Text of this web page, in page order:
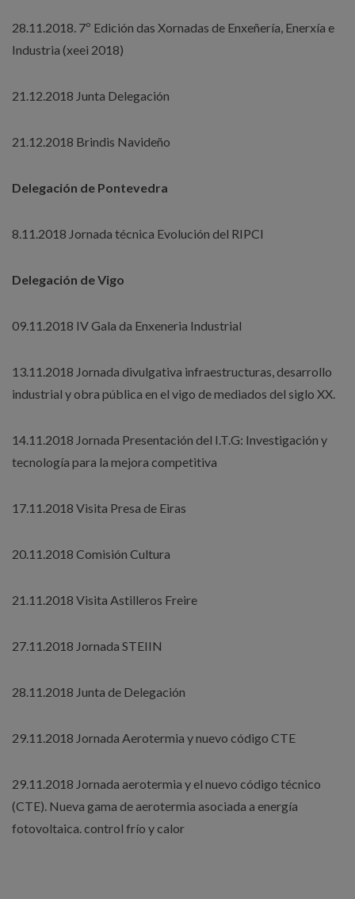
28.11.2018. 7º Edición das Xornadas de Enxeñería, Enerxía e
Industria (xeei 2018)
21.12.2018 Junta Delegación
21.12.2018 Brindis Navideño
Delegación de Pontevedra
8.11.2018 Jornada técnica Evolución del RIPCI
Delegación de Vigo
09.11.2018 IV Gala da Enxeneria Industrial
13.11.2018 Jornada divulgativa infraestructuras, desarrollo
industrial y obra pública en el vigo de mediados del siglo XX.
14.11.2018 Jornada Presentación del I.T.G: Investigación y
tecnología para la mejora competitiva
17.11.2018 Visita Presa de Eiras
20.11.2018 Comisión Cultura
21.11.2018 Visita Astilleros Freire
27.11.2018 Jornada STEIIN
28.11.2018 Junta de Delegación
29.11.2018 Jornada Aerotermia y nuevo código CTE
29.11.2018 Jornada aerotermia y el nuevo código técnico
(CTE). Nueva gama de aerotermia asociada a energía
fotovoltaica. control frío y calor